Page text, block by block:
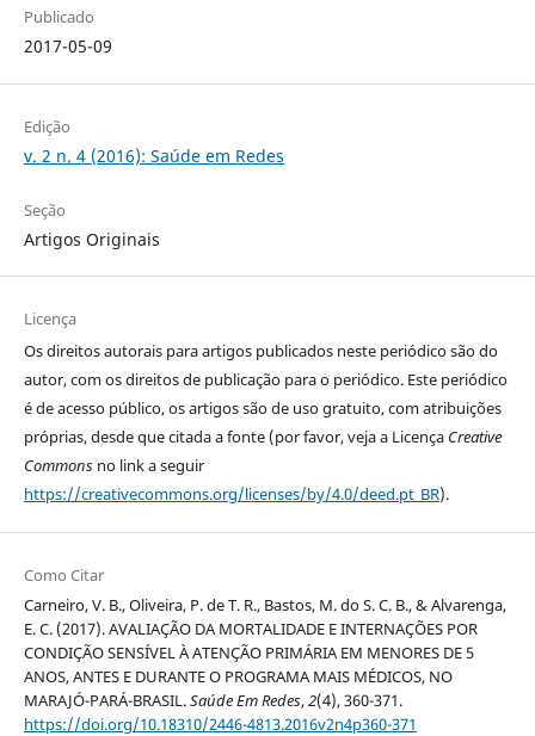
Publicado
2017-05-09
Edição
v. 2 n. 4 (2016): Saúde em Redes
Seção
Artigos Originais
Licença
Os direitos autorais para artigos publicados neste periódico são do
autor, com os direitos de publicação para o periódico. Este periódico
é de acesso público, os artigos são de uso gratuito, com atribuições
próprias, desde que citada a fonte (por favor, veja a Licença Creative
Commonsno link a seguir
https://creativecommons.org/licenses/by/4.0/deed.pt_BR).
Como Citar
Carneiro, V. B., Oliveira, P. de T. R., Bastos, M. do S. C. B., & Alvarenga,
E. C. (2017). AVALIAÇÃO DA MORTALIDADE E INTERNAÇÕES POR
CONDIÇÃO SENSÍVEL À ATENÇÃO PRIMÁRIA EM MENORES DE 5
ANOS, ANTES E DURANTE O PROGRAMA MAIS MÉDICOS, NO
MARAJÓ-PARÁ-BRASIL.Saúde Em Redes,2(4), 360-371.
https://doi.org/10.18310/2446-4813.2016v2n4p360-371